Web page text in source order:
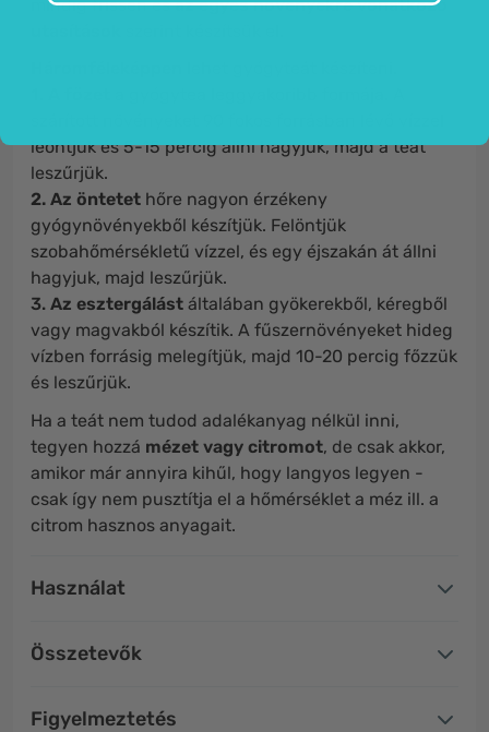
mindig frissen ésaz egyes növényekre vonatkozó
leöntjük és 5-15 percig állni hagyjuk, majd a teát
leszűrjük.
2. Az öntetet hőre nagyon érzékeny
gyógynövényekből készítjük. Felöntjük
szobahőmérsékletű vízzel, és egy éjszakán át állni
hagyjuk, majd leszűrjük.
3. Az esztergálást általában gyökerekből, kéregből
vagy magvakból készítik. A fűszernövényeket hideg
vízben forrásig melegítjük, majd 10-20 percig főzzük
és leszűrjük.
Ha a teát nem tudod adalékanyag nélkül inni,
tegyen hozzá mézet vagy citromot, de csak akkor,
amikor már annyira kihűl, hogy langyos legyen -
csak így nem pusztítja el a hőmérséklet a méz ill. a
citrom hasznos anyagait.
Használat
Összetevők
Figyelmeztetés